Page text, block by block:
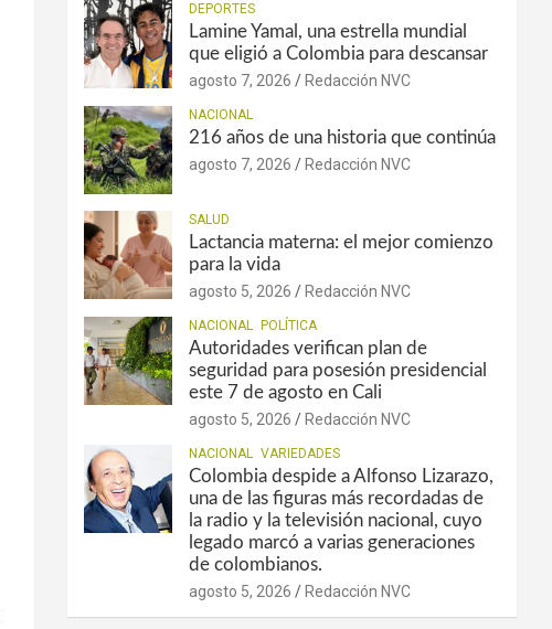
DEPORTES
Lamine Yamal, una estrella mundial
que eligió a Colombia para descansar
agosto 7, 2026 Redacción NVC
NACIONAL
216 años de una historia que continúa
agosto 7, 2026 Redacción NVC
SALUD
Lactancia materna: el mejor comienzo
para la vida
agosto 5, 2026 Redacción NVC
NACIONAL POLÍTICA
Autoridades verifican plan de
seguridad para posesión presidencial
este 7 de agosto en Cali
agosto 5, 2026 Redacción NVC
NACIONAL VARIEDADES
Colombia despide a Alfonso Lizarazo,
una de las figuras más recordadas de
la radio y la televisión nacional, cuyo
legado marcó a varias generaciones
de colombianos.
agosto 5, 2026 Redacción NVC